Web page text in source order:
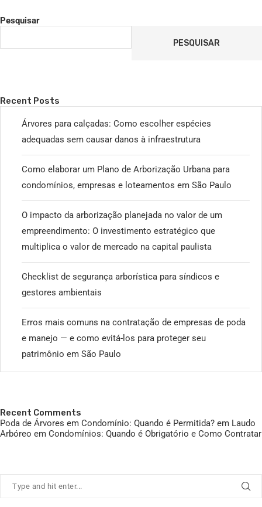
Pesquisar
PESQUISAR
Recent Posts
Árvores para calçadas: Como escolher espécies
adequadas sem causar danos à infraestrutura
Como elaborar um Plano de Arborização Urbana para
condomínios, empresas e loteamentos em São Paulo
O impacto da arborização planejada no valor de um
empreendimento: O investimento estratégico que
multiplica o valor de mercado na capital paulista
Checklist de segurança arborística para síndicos e
gestores ambientais
Erros mais comuns na contratação de empresas de poda
e manejo — e como evitá-los para proteger seu
patrimônio em São Paulo
Recent Comments
Poda de Árvores em Condomínio: Quando é Permitida? em Laudo
Arbóreo em Condomínios: Quando é Obrigatório e Como Contratar